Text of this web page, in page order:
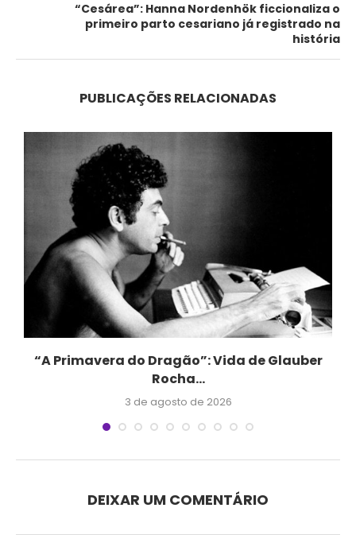
“Cesárea”: Hanna Nordenhök ficcionaliza o
primeiro parto cesariano já registrado na
história
PUBLICAÇÕES RELACIONADAS
“A Primavera do Dragão”: Vida de Glauber
Rocha...
3 de agosto de 2026
DEIXAR UM COMENTÁRIO